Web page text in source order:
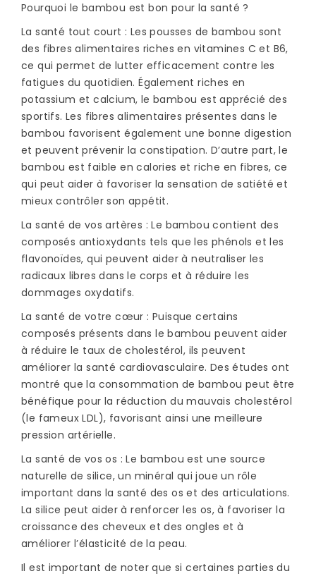
Pourquoi le bambou est bon pour la santé ?
La santé tout court : Les pousses de bambou sont
des fibres alimentaires riches en vitamines C et B6,
ce qui permet de lutter efficacement contre les
fatigues du quotidien. Également riches en
potassium et calcium, le bambou est apprécié des
sportifs. Les fibres alimentaires présentes dans le
bambou favorisent également une bonne digestion
et peuvent prévenir la constipation. D’autre part, le
bambou est faible en calories et riche en fibres, ce
qui peut aider à favoriser la sensation de satiété et
mieux contrôler son appétit.
La santé de vos artères : Le bambou contient des
composés antioxydants tels que les phénols et les
flavonoïdes, qui peuvent aider à neutraliser les
radicaux libres dans le corps et à réduire les
dommages oxydatifs.
La santé de votre cœur : Puisque certains
composés présents dans le bambou peuvent aider
à réduire le taux de cholestérol, ils peuvent
améliorer la santé cardiovasculaire. Des études ont
montré que la consommation de bambou peut être
bénéfique pour la réduction du mauvais cholestérol
(le fameux LDL), favorisant ainsi une meilleure
pression artérielle.
La santé de vos os : Le bambou est une source
naturelle de silice, un minéral qui joue un rôle
important dans la santé des os et des articulations.
La silice peut aider à renforcer les os, à favoriser la
croissance des cheveux et des ongles et à
améliorer l’élasticité de la peau.
Il est important de noter que si certaines parties du